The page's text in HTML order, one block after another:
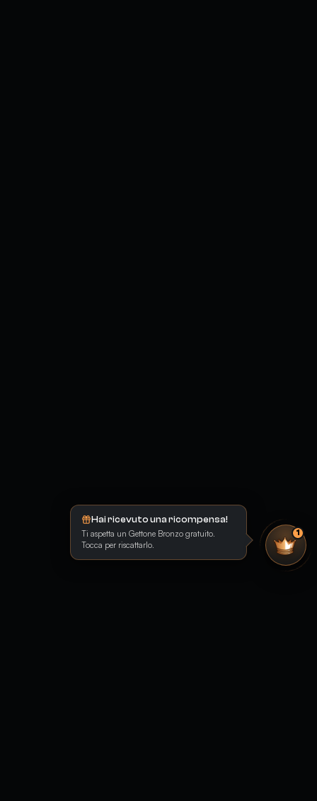
Hai ricevuto una ricompensa!
Ti aspetta un Gettone Bronzo gratuito.
Tocca per riscattarlo.
1